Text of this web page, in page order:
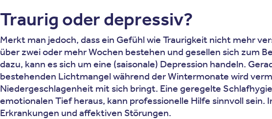
Traurig oder depressiv?
Merkt man jedoch, dass ein Gefühl wie Traurigkeit nicht mehr
über zwei oder mehr Wochen bestehen und gesellen sich zum
dazu, kann es sich um eine (saisonale) Depression handeln.
bestehenden Lichtmangel während der Wintermonate wird
Niedergeschlagenheit mit sich bringt. Eine geregelte
emotionalen Tief heraus, kann professionelle Hilfe sinnvoll
Erkrankungen und affektiven Störungen.